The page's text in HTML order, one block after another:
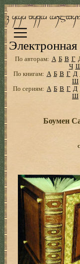
По авторам: А Б В Г
Ч
По книгам: А Б В Г Д
Ш
По сериям: А Б В Г Д
Ш
Боумен